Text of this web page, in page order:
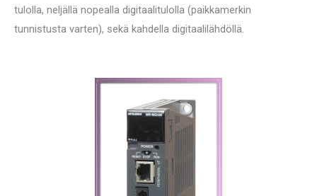
tulolla, neljällä nopealla digitaalitulolla (paikkamerkin
tunnistusta varten), sekä kahdella digitaalilähdöllä.